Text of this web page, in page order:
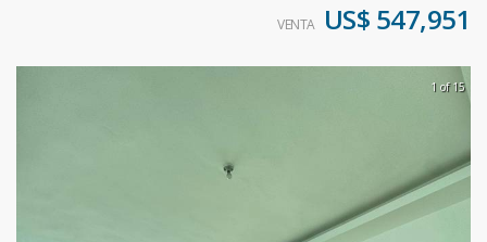
VENTA US$ 547,951
1 of 15